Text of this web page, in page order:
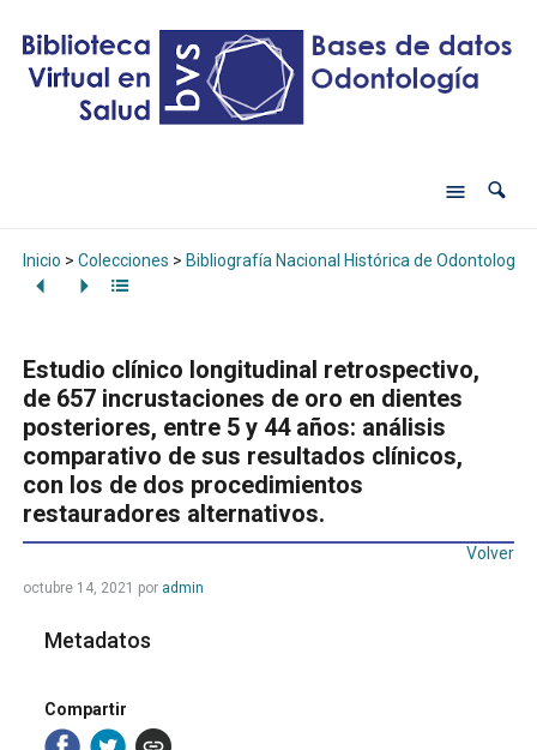
Inicio > Colecciones > Bibliografía Nacional Histórica de Odontología
Estudio clínico longitudinal retrospectivo,
de 657 incrustaciones de oro en dientes
posteriores, entre 5 y 44 años: análisis
comparativo de sus resultados clínicos,
con los de dos procedimientos
restauradores alternativos.
Volver
octubre 14, 2021 por admin
Metadatos
Compartir